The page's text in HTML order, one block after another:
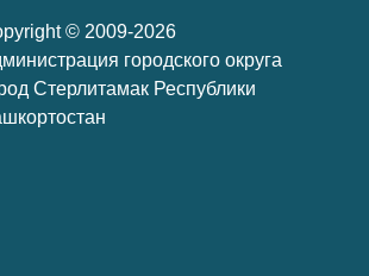
© 2009-2026
городского округа
Стерлитамак Республики